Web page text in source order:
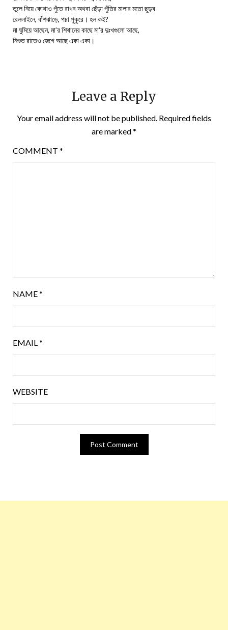
তুলে নিয়ে কোথাও পুঁতে রাখব অথবা ছেঁড়া পুঁতির মালার মতো ছুড়ব
রেললাইনে, বাঁশঝাড়ে, পচা পুকুরে। হল কই?
মা ঘুমিয়ে আছেন, মা’র শিথানের কাছে মা’র দুঃখগুলো আছে,
নিশুত রাতেও জেগে আছে একা একা।
Leave a Reply
Your email address will not be published. Required fields
are marked*
COMMENT *
NAME*
EMAIL*
WEBSITE